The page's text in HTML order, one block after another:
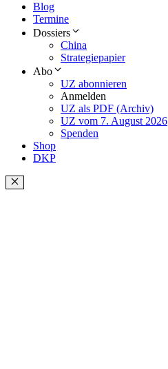
Blog
Termine
Dossiers
China
Strategiepapier
Abo
UZ abonnieren
Anmelden
UZ als PDF (Archiv)
UZ vom 7. August 2026
Spenden
Shop
DKP
Schließen